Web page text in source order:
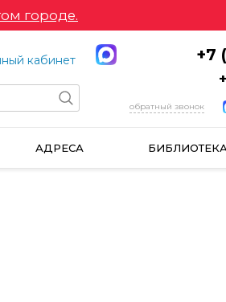
городе.
кабинет +7
обратный звонок
АДРЕСА БИБЛИОТЕКА